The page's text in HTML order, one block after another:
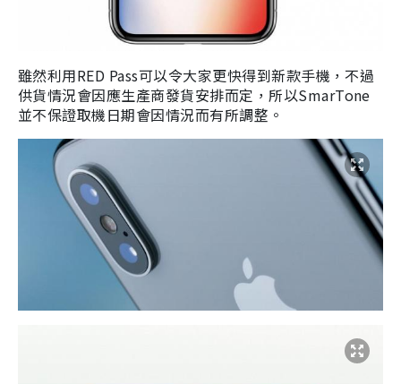
雖然利用RED Pass可以令大家更快得到新款手機，不過
供貨情況會因應生產商發貨安排而定，所以SmarTone
並不保證取機日期會因情況而有所調整。